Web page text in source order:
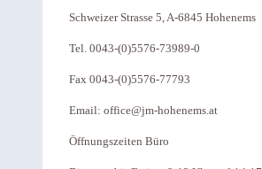
Schweizer Strasse 5, A-6845 Hohenems
Tel. 0043-(0)5576-73989-0
Fax 0043-(0)5576-77793
Email: office@jm-hohenems.at
Öffnungszeiten Büro